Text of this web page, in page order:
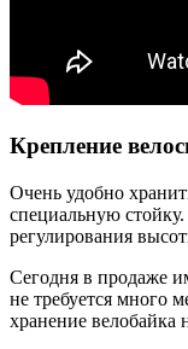
Крепление
Очень удобно
специальную
регулирования
Сегодня в продаже
не требуется много
хранение велобайка